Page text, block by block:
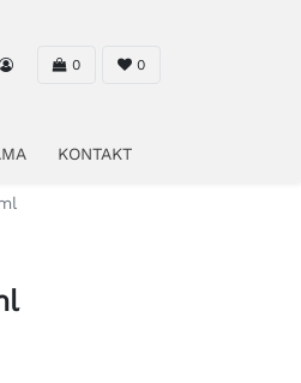
0 0
KONTAKT